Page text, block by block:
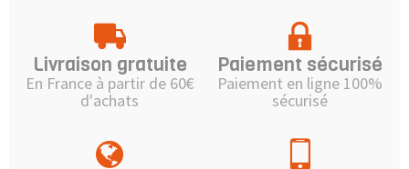
Livraison gratuite
En France à partir de 60€
d'achats
Paiement sécurisé
Paiement en ligne 100%
sécurisé